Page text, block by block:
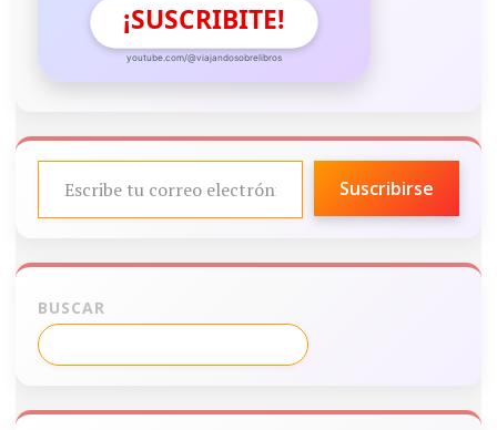
¡SUSCRIBITE!
youtube.com/@viajandosobrelibros
ESCRIBE TU CORREO ELECTRÓNICO…
Suscribirse
BUSCAR